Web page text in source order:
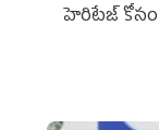
హెరిటేజ్